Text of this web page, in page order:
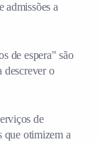
admissões a
de espera" são
descrever o
de
que otimizem a